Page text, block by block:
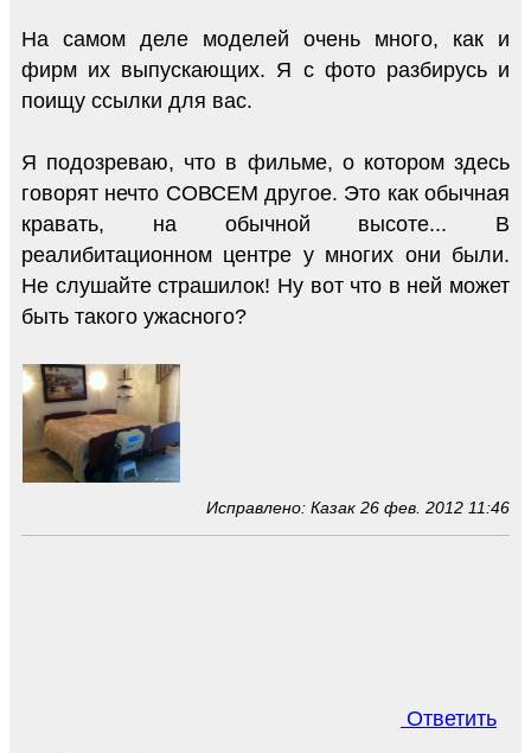
На самом деле моделей очень много, как и
фирм их выпускающих. Я с фото разбирусь и
поищу ссылки для вас.
Я подозреваю, что в фильме, о котором здесь
говорят нечто СОВСЕМ другое. Это как обычная
кравать, на обычной высоте... В
реалибитационном центре у многих они были.
Не слушайте страшилок! Ну вот что в ней может
быть такого ужасного?
Исправлено: Казак 26 фев. 2012 11:46
Ответить